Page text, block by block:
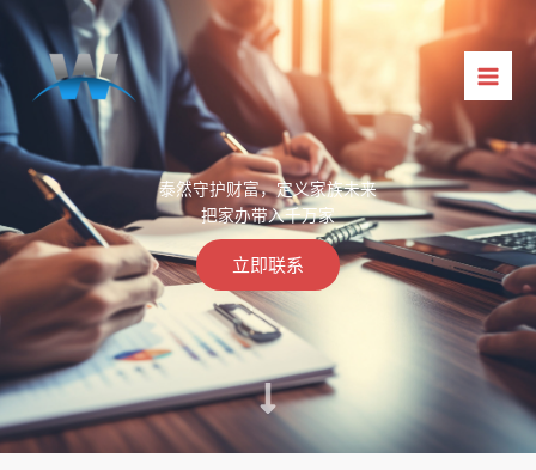
内
容
泰然守护财富，定义家族未来
把家办带入千万家
立即联系